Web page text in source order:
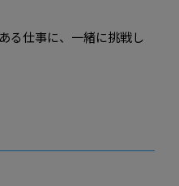
る仕事に、一緒に挑戦し